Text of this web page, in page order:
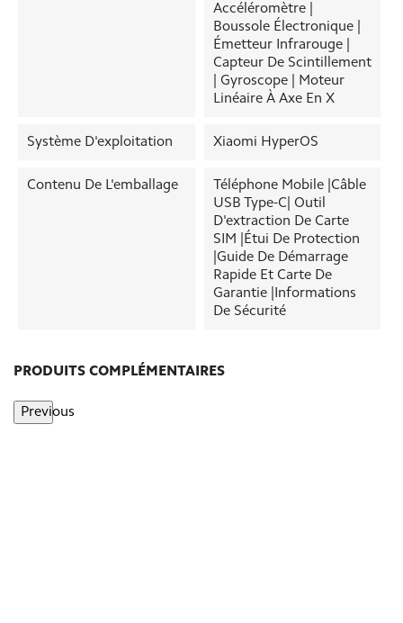
Accéléromètre |
Boussole Électronique |
Émetteur Infrarouge |
Capteur De Scintillement
| Gyroscope | Moteur
Linéaire À Axe En X
Système D'exploitation Xiaomi HyperOS
Contenu De L'emballage
Téléphone Mobile |Câble
USB Type-C| Outil
D'extraction De Carte
SIM |Étui De Protection
|Guide De Démarrage
Rapide Et Carte De
Garantie |Informations
De Sécurité
PRODUITS COMPLÉMENTAIRES
Previous